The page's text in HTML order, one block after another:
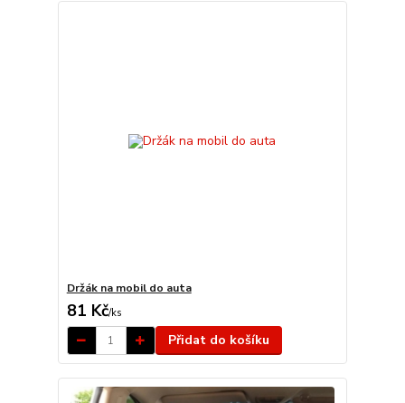
Držák na mobil do auta
81 Kč/ks
Přidat do košíku